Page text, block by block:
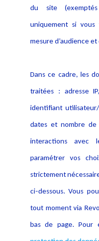
Notice Légale
Politique de protection
données
du site
uniquement si
mesure d’audience
Dans ce cadre, les
traitées : adresse
identifiant
dates et nombre de
interactions avec
paramétrer vos
strictement
ci-dessous. Vous
tout moment via
bas de page. Pour